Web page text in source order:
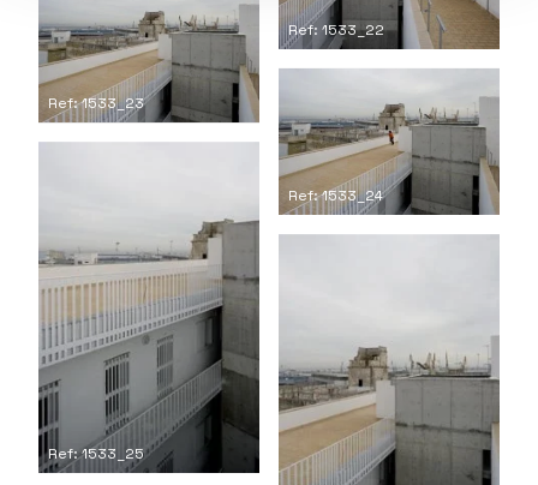
Ref: 1533_22
Ref: 1533_23
Ref: 1533_24
Ref: 1533_25